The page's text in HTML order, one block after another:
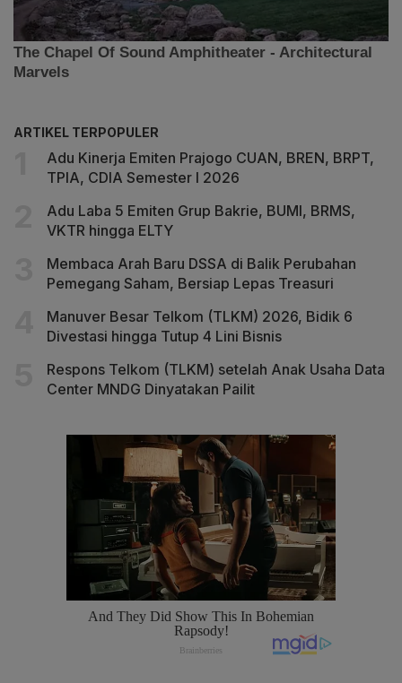
ARTIKEL TERPOPULER
Adu Kinerja Emiten Prajogo CUAN, BREN, BRPT,
TPIA, CDIA Semester I 2026
Adu Laba 5 Emiten Grup Bakrie, BUMI, BRMS,
VKTR hingga ELTY
Membaca Arah Baru DSSA di Balik Perubahan
Pemegang Saham, Bersiap Lepas Treasuri
Manuver Besar Telkom (TLKM) 2026, Bidik 6
Divestasi hingga Tutup 4 Lini Bisnis
Respons Telkom (TLKM) setelah Anak Usaha Data
Center MNDG Dinyatakan Pailit